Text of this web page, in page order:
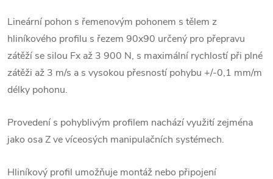
Lineární pohon s řemenovým pohonem s tělem z
hliníkového profilu s řezem 90x90 určený pro přepravu
zátěží se silou Fx až 3 900 N, s maximální rychlostí při plné
zátěži až 3 m/s a s vysokou přesností pohybu +/-0,1 mm/m
délky pohonu.
Provedení s pohyblivým profilem nachází využití zejména
jako osa Z ve víceosých manipulačních systémech.
Hliníkový profil umožňuje montáž nebo připojení